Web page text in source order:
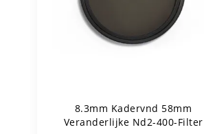
8.3mm Kadervnd 58mm
Veranderlijke Nd2-400-Filter